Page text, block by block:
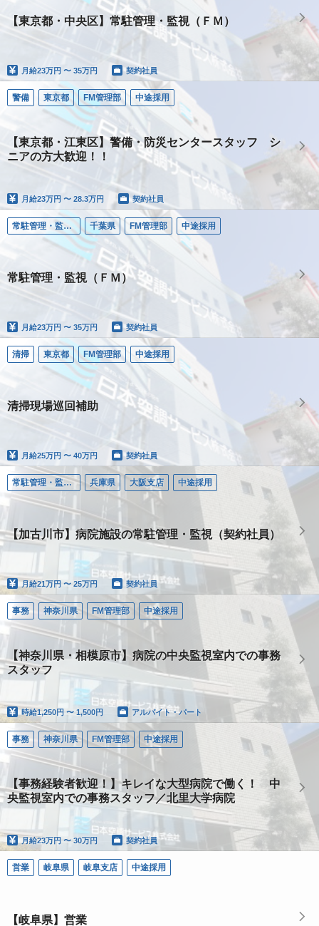
【東京都・中央区】常駐管理・監視（ＦＭ）
月給23万円 〜 35万円 契約社員
警備 東京都 FM管理部 中途採用
【東京都・江東区】警備・防災センタースタッフ シ
ニアの方大歓迎！！
月給23万円 〜 28.3万円 契約社員
常駐管理・監視（ＦＭ） 千葉県 FM管理部 中途採用
常駐管理・監視（ＦＭ）
月給23万円 〜 35万円 契約社員
清掃 東京都 FM管理部 中途採用
清掃現場巡回補助
月給25万円 〜 40万円 契約社員
常駐管理・監視（ＦＭ） 兵庫県 大阪支店 中途採用
【加古川市】病院施設の常駐管理・監視（契約社員）
月給21万円 〜 25万円 契約社員
事務 神奈川県 FM管理部 中途採用
【神奈川県・相模原市】病院の中央監視室内での事務
スタッフ
時給1,250円 〜 1,500円 アルバイト・パート
事務 神奈川県 FM管理部 中途採用
【事務経験者歓迎！】キレイな大型病院で働く！ 中
央監視室内での事務スタッフ／北里大学病院
月給23万円 〜 30万円 契約社員
営業 岐阜県 岐阜支店 中途採用
【岐阜県】営業